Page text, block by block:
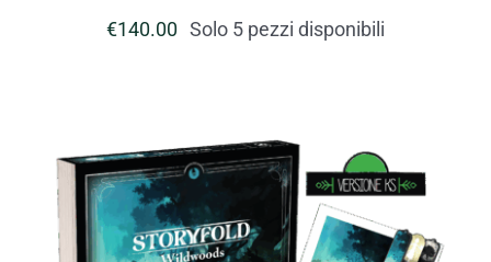
€140.00 Solo 5 pezzi disponibili